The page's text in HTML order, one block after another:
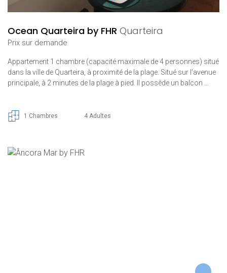
Ocean Quarteira by FHR Quarteira
Prix ​​sur demande
Appartement 1 chambre (capacité maximale de 4 personnes) situé
dans la ville de Quarteira, à proximité de la plage. Situé sur l’avenue
principale, à 2 minutes de la plage à pied. Il possède un balcon …
1 Chambres 4 Adultes